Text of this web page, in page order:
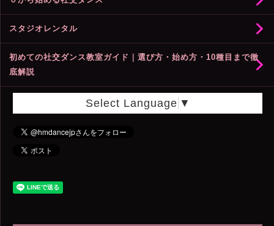
スタジオレンタル
初めての社交ダンス教室ガイド｜選び方・始め方・10種目まで徹
底解説
Select Language ▼